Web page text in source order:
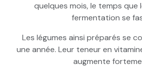
quelques mois, le temps que
fermentation se
Les légumes ainsi préparés se
une année. Leur teneur en
augmente